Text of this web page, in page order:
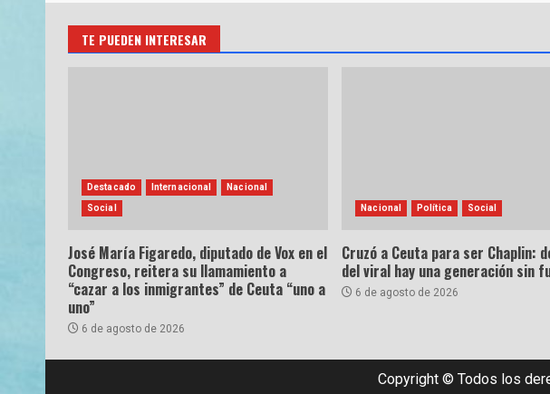
TE PUEDEN INTERESAR
Destacado Internacional Nacional
Social
José María Figaredo, diputado de Vox en el
Congreso, reitera su llamamiento a
“cazar a los inmigrantes” de Ceuta “uno a
uno”
6 de agosto de 2026
Nacional Política Social
Cruzó a Ceuta para ser Chaplin:
del viral hay una generación sin
6 de agosto de 2026
Copyright © Todos los